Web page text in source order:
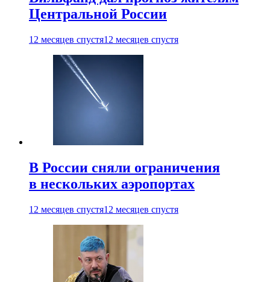
Центральной России
12 месяцев спустя12 месяцев спустя
В России сняли ограничения
в нескольких аэропортах
12 месяцев спустя12 месяцев спустя